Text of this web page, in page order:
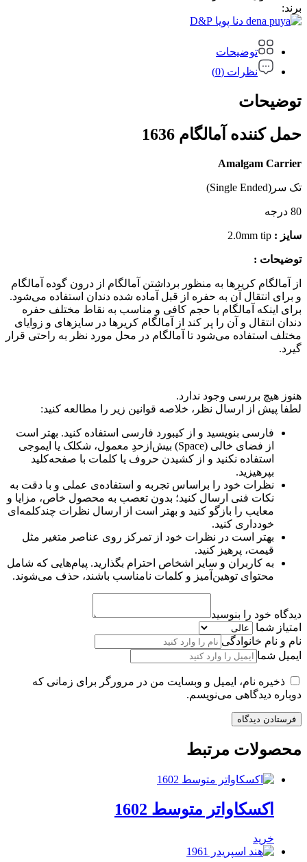
برند:
D&P
توضیحات
نظرات (0)
توضیحات
حمل کننده آمالگام 1636
Amalgam Carrier
تک سر(Single Ended)
80 درجه
سایز :
توضیحات :
از آمالگام کریرها به منظور برداشتن آمالگام از درون گوده آمالگام
و برای انتقال آن به حفره از قبل آماده شده دندان استفاده می‌شود.
برای اینکه آمالگام با حجم کافی و مناسب به نقاط مختلف حفره
دندان انتقال و آن را پر کند از آمالگام کریرها در سایزهای و زوایای
مختلف استفاده می‌شود تا آمالگام در محل مورد نظر به راحتی قرار
گیرد.
هنوز هیچ بررسی وجود ندارد.
لطفا پیش از ارسال نظر، خلاصه قوانین زیر را مطالعه کنید:
فارسی بنویسید و از کیبورد فارسی استفاده کنید. بهتر است
از فضای خالی (Space) بیش‌از‌حدِ معمول، شکلک یا ایموجی
استفاده نکنید و از کشیدن حروف یا کلمات با صفحه‌کلید
بپرهیزید.
نظرات خود را براساس تجربه و استفاده‌ی عملی و با دقت به
نکات فنی ارسال کنید؛ بدون تعصب به محصول خاص، مزایا و
معایب را بازگو کنید و بهتر است از ارسال نظرات چندکلمه‌‌ای
خودداری کنید.
بهتر است در نظرات خود از تمرکز روی عناصر متغیر مثل
قیمت، پرهیز کنید.
به کاربران و سایر اشخاص احترام بگذارید. پیام‌هایی که شامل
محتوای توهین‌آمیز و کلمات نامناسب باشند، حذف می‌شوند.
دیدگاه خود را بنوسید
امتیاز شما
نام و نام خانوادگی
ایمیل شما
ذخیره نام، ایمیل و وبسایت من در مرورگر برای زمانی که
دوباره دیدگاهی می‌نویسم.
محصولات مرتبط
اکسکاواتر متوسط 1602
خرید